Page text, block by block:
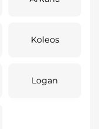
Koleos
Logan